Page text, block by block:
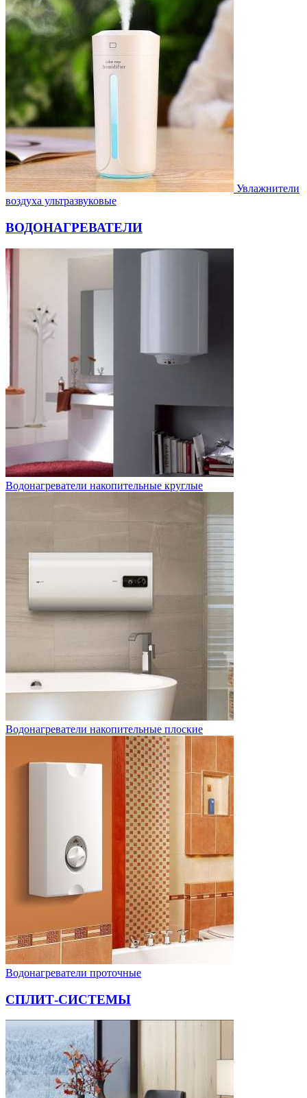
Увлажнители
воздуха ультразвуковые
ВОДОНАГРЕВАТЕЛИ
Водонагреватели накопительные круглые
Водонагреватели накопительные плоские
Водонагреватели проточные
СПЛИТ-СИСТЕМЫ